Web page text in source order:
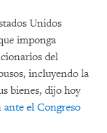
Unidos
imponga
del
incluyendo la
bienes, dijo hoy
ante el Congreso